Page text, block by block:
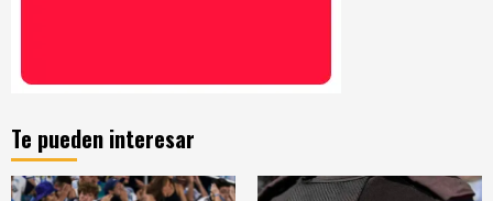
Te pueden interesar